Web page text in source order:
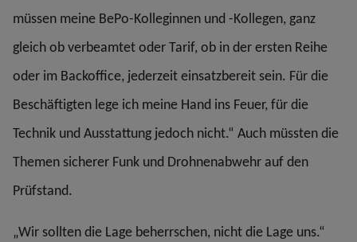
müssen meine BePo-Kolleginnen und -Kollegen, ganz
gleich ob verbeamtet oder Tarif, ob in der ersten Reihe
oder im Backoffice, jederzeit einsatzbereit sein. Für die
Beschäftigten lege ich meine Hand ins Feuer, für die
Technik und Ausstattung jedoch nicht.“ Auch müssten die
Themen sicherer Funk und Drohnenabwehr auf den
Prüfstand.
„Wir sollten die Lage beherrschen, nicht die Lage uns.“